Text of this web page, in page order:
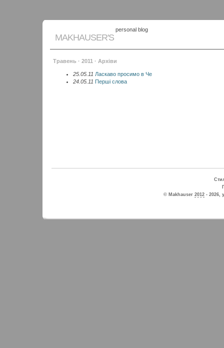
MAKHAUSER'S
personal blog
Травень · 2011 · Архіви
25.05.11 Ласкаво просимо в Че
24.05.11 Перші слова
© Makhauser 2012- 2026,